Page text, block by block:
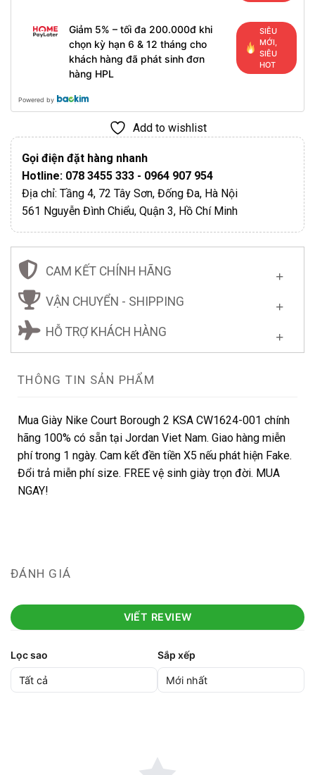
Giảm 5% – tối đa 200.000đ khi
chọn kỳ hạn 6 & 12 tháng cho
khách hàng đã phát sinh đơn
hàng HPL
SIÊU
MỚI,
SIÊU
HOT
Powered by
Add to wishlist
Gọi điện đặt hàng nhanh
Hotline: 078 3455 333 - 0964 907 954
Địa chỉ: Tầng 4, 72 Tây Sơn, Đống Đa, Hà Nội
561 Nguyễn Đình Chiểu, Quận 3, Hồ Chí Minh
CAM KẾT CHÍNH HÃNG
VẬN CHUYỂN - SHIPPING
HỖ TRỢ KHÁCH HÀNG
THÔNG TIN SẢN PHẨM
Mua Giày Nike Court Borough 2 KSA CW1624-001 chính
hãng 100% có sẵn tại Jordan Viet Nam. Giao hàng miễn
phí trong 1 ngày. Cam kết đền tiền X5 nếu phát hiện Fake.
Đổi trả miễn phí size. FREE vệ sinh giày trọn đời. MUA
NGAY!
ĐÁNH GIÁ
VIẾT REVIEW
Lọc sao Sắp xếp